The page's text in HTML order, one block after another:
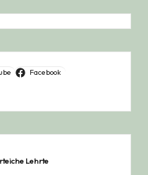
Facebook
Lehrte